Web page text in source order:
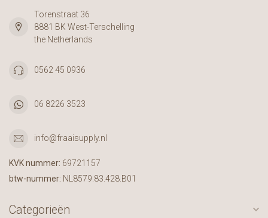
Torenstraat 36
8881 BK West-Terschelling
the Netherlands
0562 45 0936
06 8226 3523
info@fraaisupply.nl
KVK nummer: 69721157
btw-nummer: NL8579.83.428.B01
Categorieën